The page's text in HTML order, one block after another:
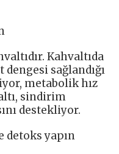
Kahvaltıda
sağlandığı
metabolik hız
sindirim
destekliyor.
detoks yapın